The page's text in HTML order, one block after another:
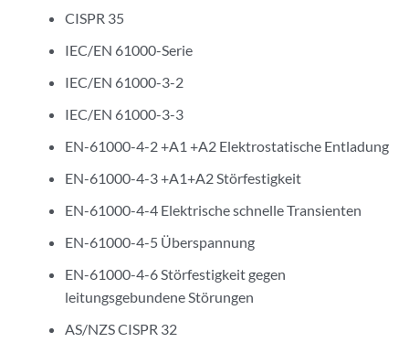
CISPR 35
IEC/EN 61000-Serie
IEC/EN 61000-3-2
IEC/EN 61000-3-3
EN-61000-4-2 +A1 +A2 Elektrostatische Entladung
EN-61000-4-3 +A1+A2 Störfestigkeit
EN-61000-4-4 Elektrische schnelle Transienten
EN-61000-4-5 Überspannung
EN-61000-4-6 Störfestigkeit gegen
leitungsgebundene Störungen
AS/NZS CISPR 32